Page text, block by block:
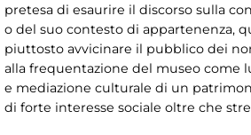
pretesa di esaurire il discorso sulla
o del suo contesto di appartenenza,
piuttosto avvicinare il pubblico dei
alla frequentazione del museo come
e mediazione culturale di un
di forte interesse sociale oltre che